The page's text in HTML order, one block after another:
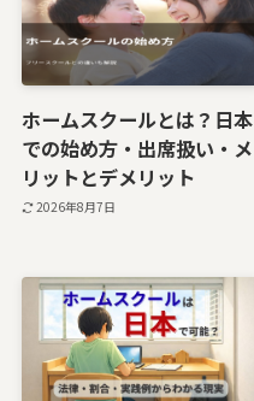
ホームスクールとは？日本
での始め方・出席扱い・メ
リットとデメリット
2026年8月7日